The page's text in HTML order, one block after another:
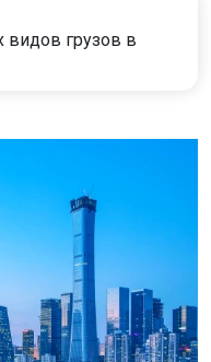
видов грузов в